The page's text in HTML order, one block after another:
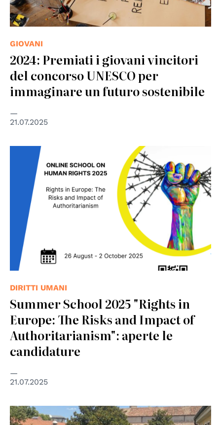
GIOVANI
2024: Premiati i giovani vincitori
del concorso UNESCO per
immaginare un futuro sostenibile
21.07.2025
DIRITTI UMANI
Summer School 2025 "Rights in
Europe: The Risks and Impact of
Authoritarianism": aperte le
candidature
21.07.2025
© cc